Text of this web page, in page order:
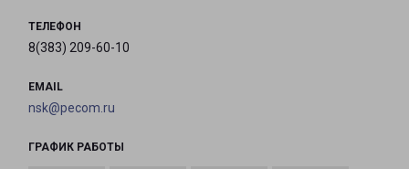
ТЕЛЕФОН
8(383) 209-60-10
EMAIL
nsk@pecom.ru
ГРАФИК РАБОТЫ